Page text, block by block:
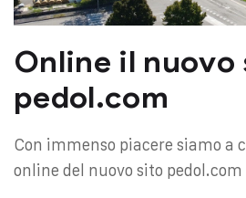
Online il nuovo
pedol.com
Con immenso piacere siamo a
online del nuovo sito pedol.com